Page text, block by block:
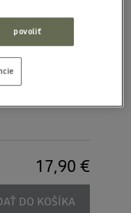
17,90 €
DO KOŠÍKA
povoliť